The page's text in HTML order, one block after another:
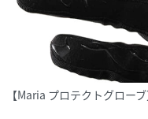
【Maria プロテクトグロー